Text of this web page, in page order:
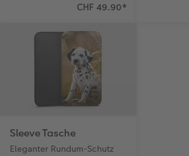
CHF 49.90*
Sleeve Tasche
Eleganter Rundum-Schutz